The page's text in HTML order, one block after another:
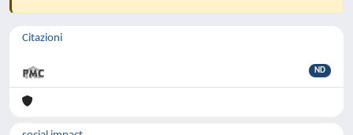
Citazioni
ND